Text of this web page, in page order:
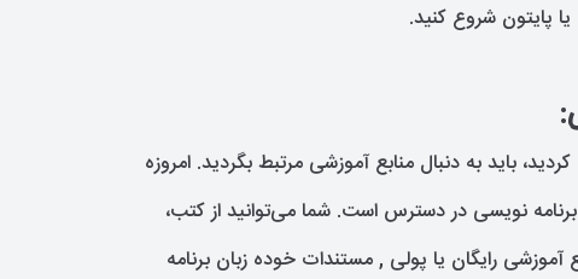
پایتون شروع کنید.
باید به دنبال منابع آموزشی مرتبط بگردید. امروزه
برنامه نویسی در دسترس است. شما می‌توانید از کتب،
آموزشی رایگان یا پولی , مستندات خوده زبان برنامه